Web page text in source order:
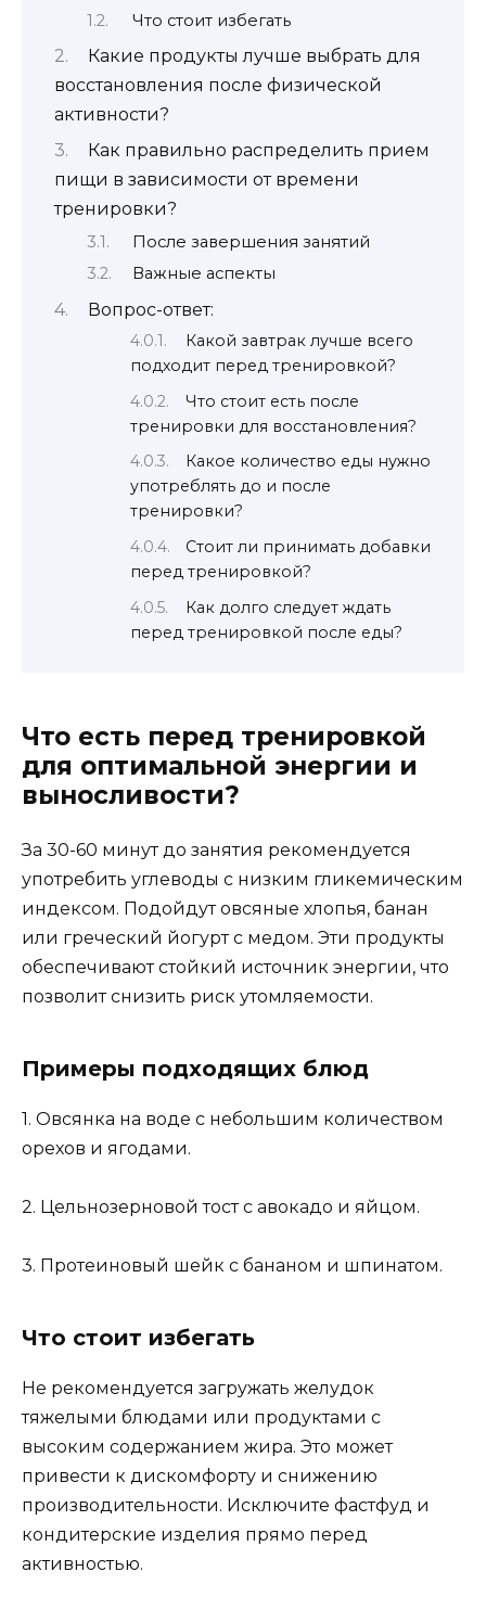
Что стоит избегать
Какие продукты лучше выбрать для
восстановления после физической
активности?
Как правильно распределить прием
пищи в зависимости от времени
тренировки?
После завершения занятий
Важные аспекты
Вопрос-ответ:
Какой завтрак лучше всего
подходит перед тренировкой?
Что стоит есть после
тренировки для восстановления?
Какое количество еды нужно
употреблять до и после
тренировки?
Стоит ли принимать добавки
перед тренировкой?
Как долго следует ждать
перед тренировкой после еды?
Что есть перед тренировкой
для оптимальной энергии и
выносливости?
За 30-60 минут до занятия рекомендуется
употребить углеводы с низким гликемическим
индексом. Подойдут овсяные хлопья, банан
или греческий йогурт с медом. Эти продукты
обеспечивают стойкий источник энергии, что
позволит снизить риск утомляемости.
Примеры подходящих блюд
1. Овсянка на воде с небольшим количеством
орехов и ягодами.
2. Цельнозерновой тост с авокадо и яйцом.
3. Протеиновый шейк с бананом и шпинатом.
Что стоит избегать
Не рекомендуется загружать желудок
тяжелыми блюдами или продуктами с
высоким содержанием жира. Это может
привести к дискомфорту и снижению
производительности. Исключите фастфуд и
кондитерские изделия прямо перед
активностью.